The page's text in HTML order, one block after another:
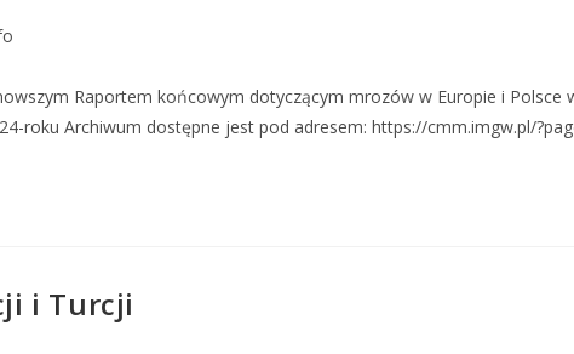
Raportem końcowym dotyczącym mrozów w Europie i
roku Archiwum dostępne jest pod adresem: https://cmm.imgw.pl/
i Turcji